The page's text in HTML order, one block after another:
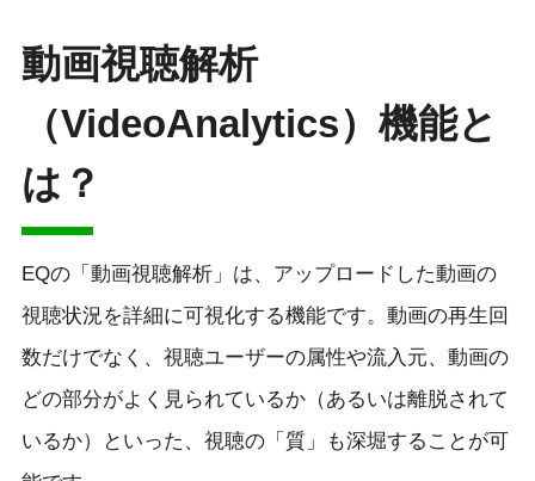
動画視聴解析
（VideoAnalytics）機能と
は？
EQの「動画視聴解析」は、アップロードした動画の
視聴状況を詳細に可視化する機能です。動画の再生回
数だけでなく、視聴ユーザーの属性や流入元、動画の
どの部分がよく見られているか（あるいは離脱されて
いるか）といった、視聴の「質」も深堀することが可